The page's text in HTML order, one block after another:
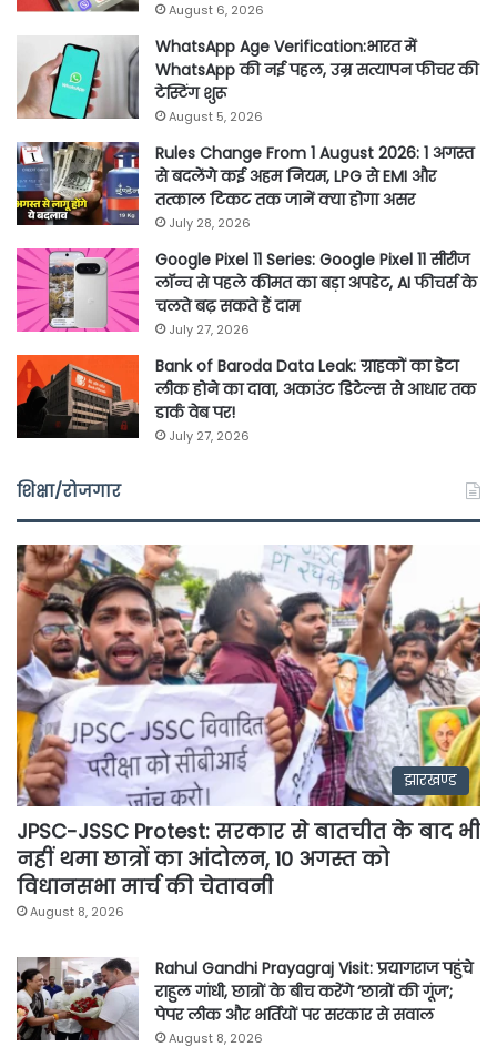
August 6, 2026
WhatsApp Age Verification:भारत में
WhatsApp की नई पहल, उम्र सत्यापन फीचर की
टेस्टिंग शुरू
August 5, 2026
Rules Change From 1 August 2026: 1 अगस्त
से बदलेंगे कई अहम नियम, LPG से EMI और
तत्काल टिकट तक जानें क्या होगा असर
July 28, 2026
Google Pixel 11 Series: Google Pixel 11 सीरीज
लॉन्च से पहले कीमत का बड़ा अपडेट, AI फीचर्स के
चलते बढ़ सकते हैं दाम
July 27, 2026
Bank of Baroda Data Leak: ग्राहकों का डेटा
लीक होने का दावा, अकाउंट डिटेल्स से आधार तक
डार्क वेब पर!
July 27, 2026
शिक्षा/रोजगार
झारखण्ड
JPSC-JSSC Protest: सरकार से बातचीत के बाद भी
नहीं थमा छात्रों का आंदोलन, 10 अगस्त को
विधानसभा मार्च की चेतावनी
August 8, 2026
Rahul Gandhi Prayagraj Visit: प्रयागराज पहुंचे
राहुल गांधी, छात्रों के बीच करेंगे ‘छात्रों की गूंज’;
पेपर लीक और भर्तियों पर सरकार से सवाल
August 8, 2026